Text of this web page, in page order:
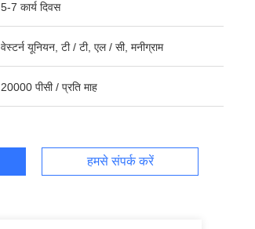
5-7 कार्य दिवस
वेस्टर्न यूनियन, टी / टी, एल / सी, मनीग्राम
20000 पीसी / प्रति माह
हमसे संपर्क करें